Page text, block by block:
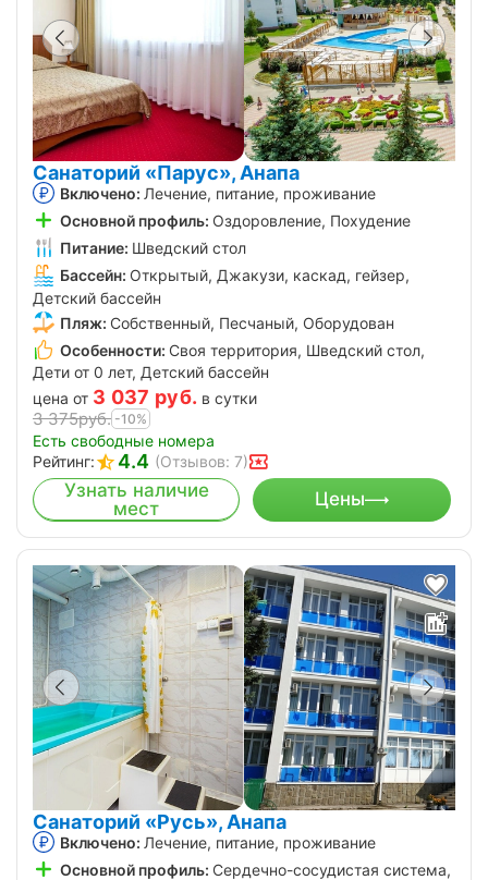
Санаторий «Парус», Анапа
Включено: Лечение, питание, проживание
Основной профиль: Оздоровление, Похудение
Питание: Шведский стол
Бассейн: Открытый, Джакузи, каскад, гейзер,
Детский бассейн
Пляж: Собственный, Песчаный, Оборудован
Особенности: Своя территория, Шведский стол,
Дети от 0 лет, Детский бассейн
цена от 3 037 руб. в сутки
3 375руб. -10%
Есть свободные номера
Рейтинг:
4.4 (Отзывов: 7)
Узнать наличие
мест
Цены
Санаторий «Русь», Анапа
Включено: Лечение, питание, проживание
Основной профиль: Сердечно-сосудистая система,